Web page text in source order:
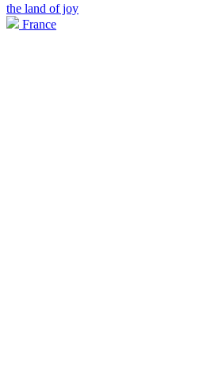
the land of joy
France